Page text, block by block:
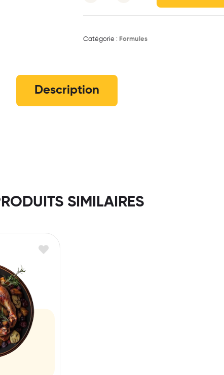
Catégorie : Formules
Description
SIMILAIRES